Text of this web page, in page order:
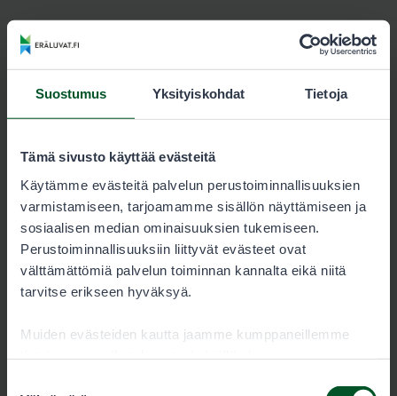
Suostumus Yksityiskohdat Tietoja
Tämä sivusto käyttää evästeitä
Käytämme evästeitä palvelun perustoiminnallisuuksien
varmistamiseen, tarjoamamme sisällön näyttämiseen ja
sosiaalisen median ominaisuuksien tukemiseen.
Perustoiminnallisuuksiin liittyvät evästeet ovat
välttämättömiä palvelun toiminnan kannalta eikä niitä
tarvitse erikseen hyväksyä.
Muiden evästeiden kautta jaamme kumppaneillemme
Kartat
Virtain lupa-alueen kartta
6642-virrat_kartta.pdf
6.7 MB
Lataa